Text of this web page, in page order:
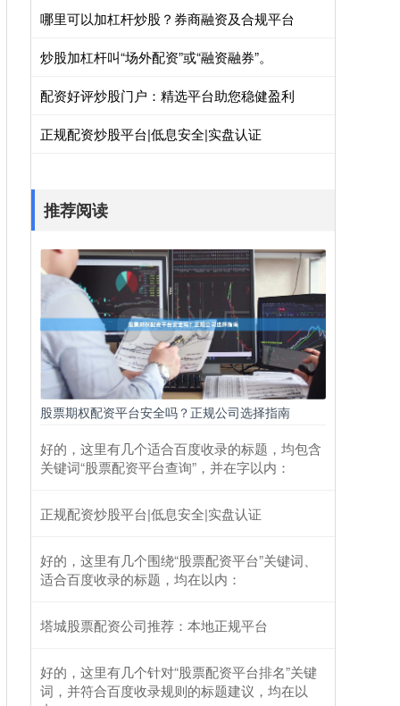
哪里可以加杠杆炒股？券商融资及合规平台
炒股加杠杆叫“场外配资”或“融资融券”。
配资好评炒股门户：精选平台助您稳健盈利
正规配资炒股平台|低息安全|实盘认证
推荐阅读
股票期权配资平台安全吗？正规公司选择指南
好的，这里有几个适合百度收录的标题，均包含
关键词“股票配资平台查询”，并在字以内：
正规配资炒股平台|低息安全|实盘认证
好的，这里有几个围绕“股票配资平台”关键词、
适合百度收录的标题，均在以内：
塔城股票配资公司推荐：本地正规平台
好的，这里有几个针对“股票配资平台排名”关键
词，并符合百度收录规则的标题建议，均在以